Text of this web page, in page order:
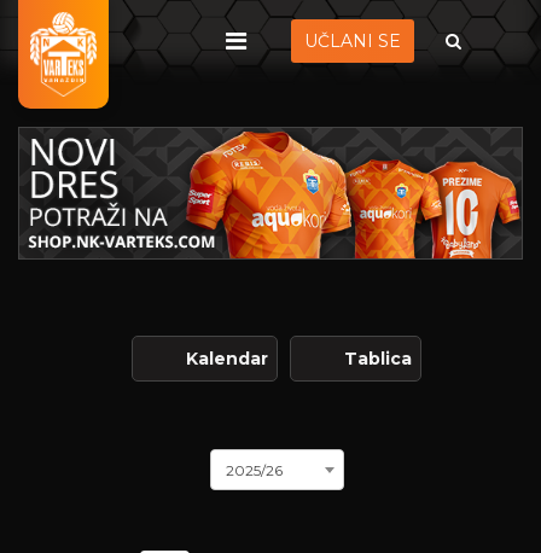
UČLANI SE
Kalendar Tablica
2025/26